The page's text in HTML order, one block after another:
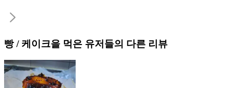
빵 / 케이크을 먹은 유저들의 다른 리뷰